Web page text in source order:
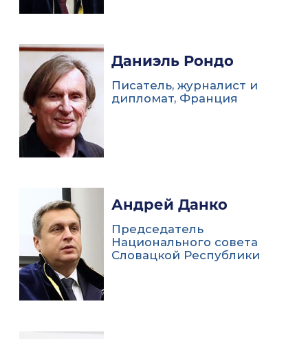
Даниэль Рондо
Писатель, журналист и
дипломат, Франция
Андрей Данко
Председатель
Национального совета
Словацкой Республики